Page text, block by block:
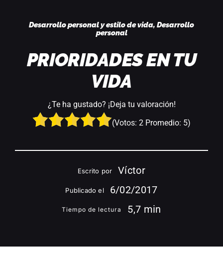
Desarrollo personal y estilo de vida, Desarrollo
personal
PRIORIDADES EN TU
VIDA
¿Te ha gustado? ¡Deja tu valoración!
(Votos: 2 Promedio: 5)
Escrito por Víctor
Publicado el 6/02/2017
Tiempo de lectura 5,7 min